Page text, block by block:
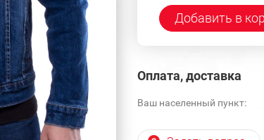
Добавить в
Оплата, доставка
Ваш населенный пункт: